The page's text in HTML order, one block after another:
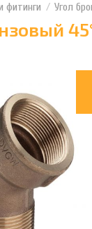
фитинги Угол